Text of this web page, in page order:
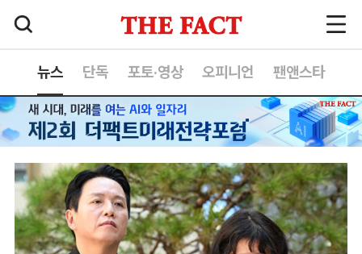
뉴스 단독 포토·영상 오피니언 팬앤스타